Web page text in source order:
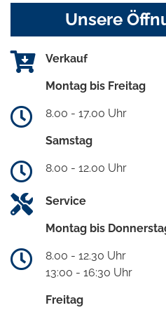
Unsere
Verkauf
Montag bis Freitag
8.00 - 17.00 Uhr
Samstag
8.00 - 12.00 Uhr
Service
Montag bis
8.00 - 12.30 Uhr
13:00 - 16:30 Uhr
Freitag